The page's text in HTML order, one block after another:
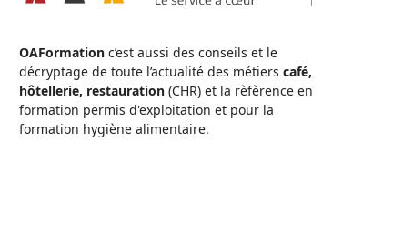
OAFormation c’est aussi des conseils et le
décryptage de toute l’actualité des métiers café,
hôtellerie, restauration (CHR) et la rèfèrence en
formation permis d'exploitation et pour la
formation hygiène alimentaire.